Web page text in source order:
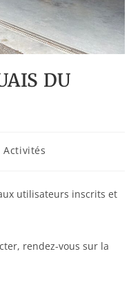
DU
Activités
utilisateurs inscrits et
rendez-vous sur la